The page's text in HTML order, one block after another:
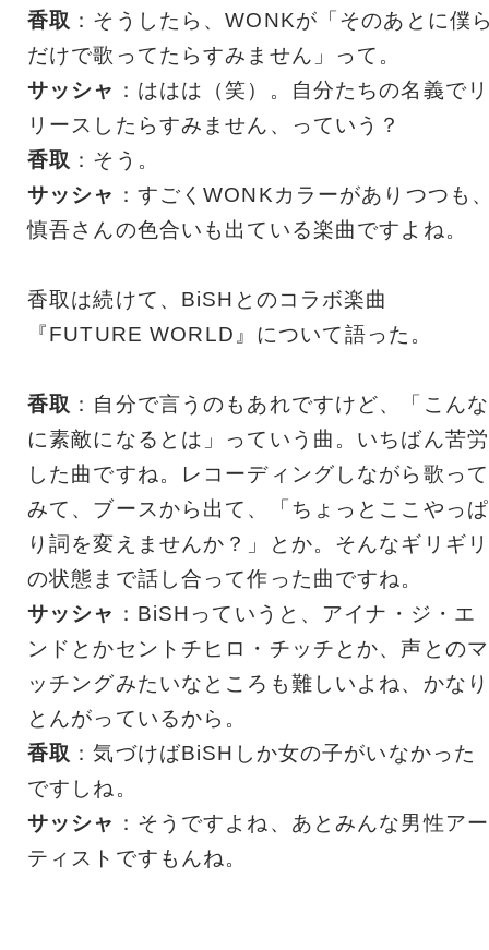
香取 ：そうしたら、WONKが「そのあとに僕
だけで歌ってたらすみません」って。
サッシャ ：ははは（笑）。自分たちの名義でリ
リースしたらすみません、っていう？
香取 ：そう。
サッシャ ：すごくWONKカラーがありつつも
慎吾さんの色合いも出ている楽曲ですよね。
香取は続けて、BiSHとのコラボ楽曲
『FUTURE WORLD』について語った。
香取 ：自分で言うのもあれですけど、「こんな
に素敵になるとは」っていう曲。いちばん苦労
した曲ですね。レコーディングしながら歌って
みて、ブースから出て、「ちょっとここやっぱ
り詞を変えませんか？」とか。そんなギリギリ
の状態まで話し合って作った曲ですね。
サッシャ ：BiSHっていうと、アイナ・ジ・エ
ンドとかセントチヒロ・チッチとか、声とのマ
ッチングみたいなところも難しいよね、かなり
とんがっているから。
香取 ：気づけばBiSHしか女の子がいなかった
ですしね。
サッシャ ：そうですよね、あとみんな男性アー
ティストですもんね。